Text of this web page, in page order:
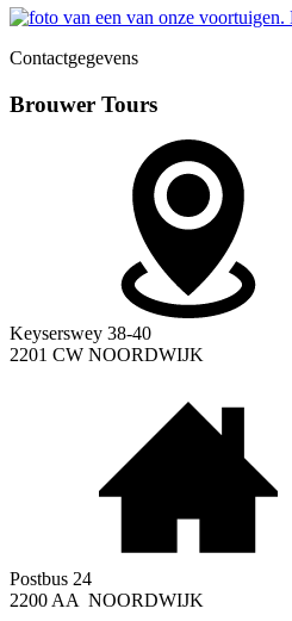
Contactgegevens
Brouwer Tours
Keyserswey 38-40
2201 CW NOORDWIJK
Postbus 24
2200 AA NOORDWIJK